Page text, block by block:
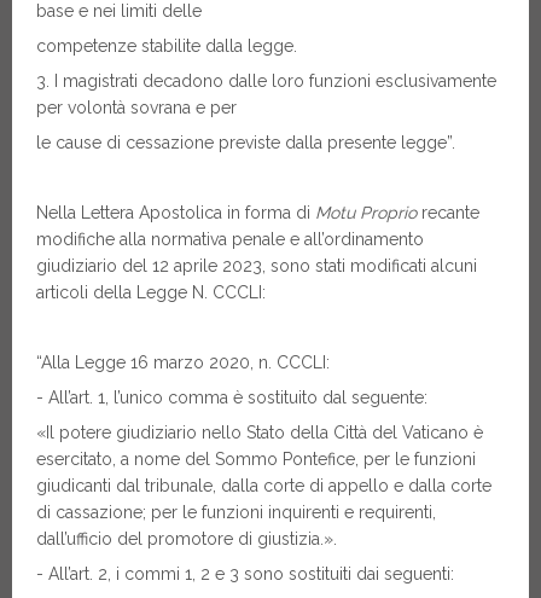
base e nei limiti delle
competenze stabilite dalla legge.
3. I magistrati decadono dalle loro funzioni esclusivamente
per volontà sovrana e per
le cause di cessazione previste dalla presente legge”.
Nella Lettera Apostolica in forma di Motu Propriorecante
modifiche alla normativa penale e all’ordinamento
giudiziario del 12 aprile 2023, sono stati modificati alcuni
articoli della Legge N. CCCLI:
“Alla Legge 16 marzo 2020, n. CCCLI:
- All’art. 1, l’unico comma è sostituito dal seguente:
«Il potere giudiziario nello Stato della Città del Vaticano è
esercitato, a nome del Sommo Pontefice, per le funzioni
giudicanti dal tribunale, dalla corte di appello e dalla corte
di cassazione; per le funzioni inquirenti e requirenti,
dall’ufficio del promotore di giustizia.».
- All’art. 2, i commi 1, 2 e 3 sono sostituiti dai seguenti: